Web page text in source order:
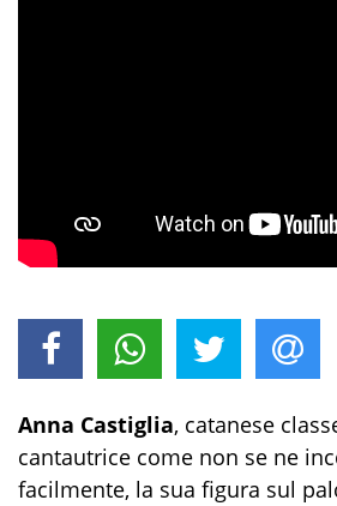
Anna Castiglia, catanese
cantautrice come non se ne
facilmente, la sua figura sul